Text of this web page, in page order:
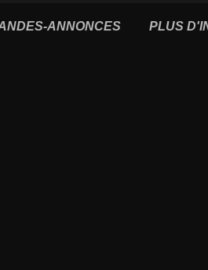
ANNONCES PLUS